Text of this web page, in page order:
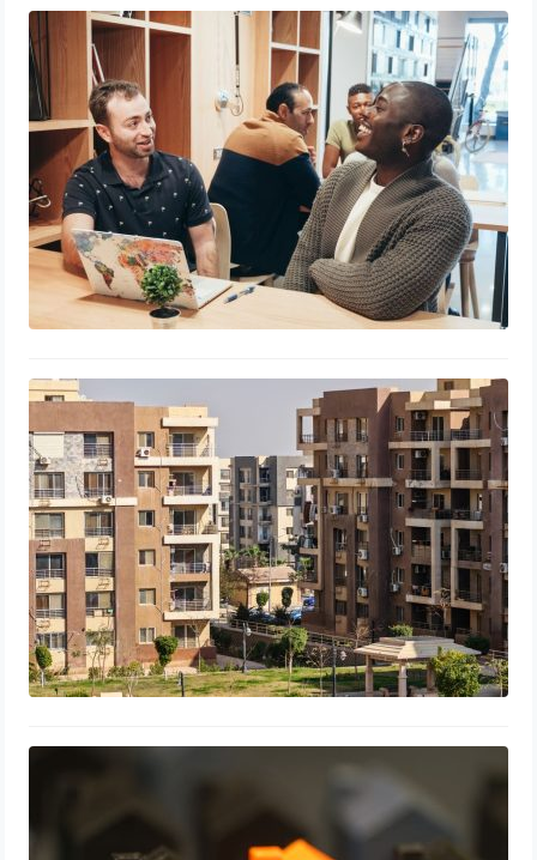
Découvrir le coliving en Belgique :
une nouvelle façon de vivre ensemble
17 juillet 2026
Combien peut rapporter un
appartement en location ? Les clés
du succès
10 juillet 2026
prix d’une maison : astuces et